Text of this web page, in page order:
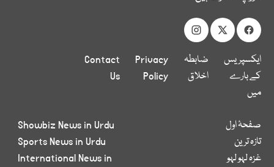
ایکسپریس
کے بارے
میں
ضابطہ
اخلاق
Privacy
Policy
Contact
Us
صفحۂ اول
تازہ ترین
غزہ لہو لہو
Showbiz News in Urdu
Sports News in Urdu
International News in